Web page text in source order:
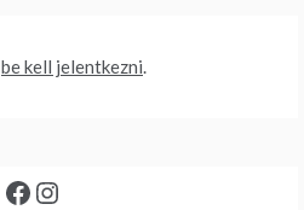
be kell jelentkezni.
Facebook
Instagram